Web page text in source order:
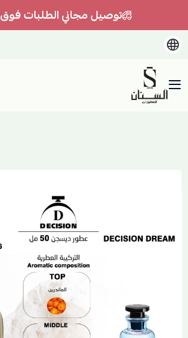
توصيل مجاني الطلبات فوق 100
السنان للعطور والعسل الطبيعي